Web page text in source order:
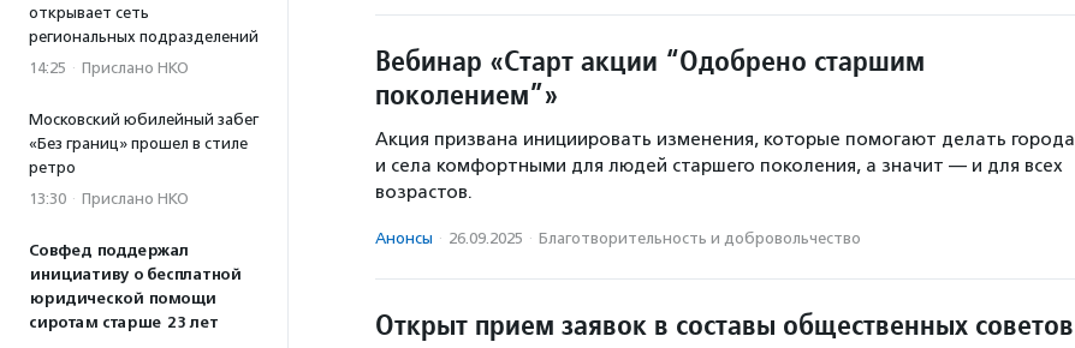
открывает сеть
региональных подразделений
14:25 · Прислано НКО
Московский юбилейный забег
«Без границ» прошел в стиле
ретро
13:30 · Прислано НКО
Совфед поддержал
инициативу о бесплатной
юридической помощи
сиротам старше 23 лет
Вебинар «Старт акции “Одобрено старшим
поколением”»
Акция призвана инициировать изменения, которые помогают делать города
и села комфортными для людей старшего поколения, а значит — и для всех
возрастов.
Анонсы · 26.09.2025 · Благотвори­тель­ность и доброволь­чест­во
Открыт прием заявок в составы общественных советов